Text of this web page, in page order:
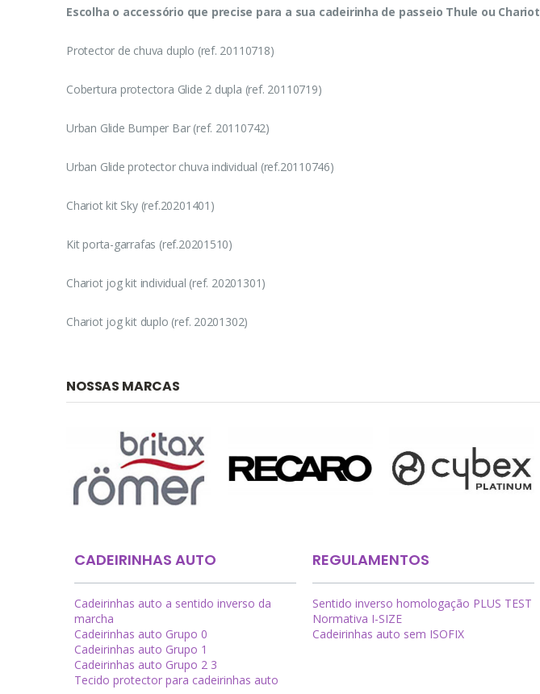
Escolha o accessório que precise para a sua cadeirinha de passeio Thule ou Chariot
Protector de chuva duplo (ref. 20110718)
Cobertura protectora Glide 2 dupla (ref. 20110719)
Urban Glide Bumper Bar (ref. 20110742)
Urban Glide protector chuva individual (ref.20110746)
Chariot kit Sky (ref.20201401)
Kit porta-garrafas (ref.20201510)
Chariot jog kit individual (ref. 20201301)
Chariot jog kit duplo (ref. 20201302)
NOSSAS MARCAS
CADEIRINHAS AUTO
Cadeirinhas auto a sentido inverso da
marcha
Cadeirinhas auto Grupo 0
Cadeirinhas auto Grupo 1
Cadeirinhas auto Grupo 2 3
Tecido protector para cadeirinhas auto
REGULAMENTOS
Sentido inverso homologação PLUS TEST
Normativa I-SIZE
Cadeirinhas auto sem ISOFIX